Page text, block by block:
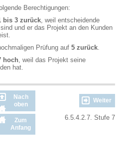
Berechtigungen:
bis 3 zurück, weil entscheidende
und er das Projekt an den Kunden
Prüfung auf 5 zurück.
hoch, weil das Projekt seine
hat.
Nach
oben
Weiter
Zum
Anfang
6.5.4.2.7. Stufe 7